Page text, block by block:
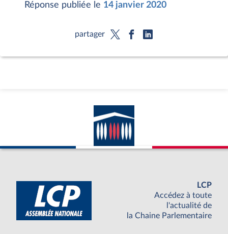
Réponse publiée le 14 janvier 2020
partager
LCP
Accédez à toute
l'actualité de
la Chaine Parlementaire